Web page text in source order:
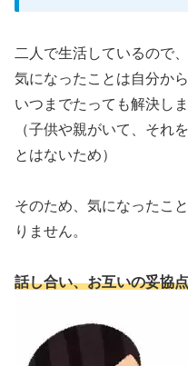
二人で生活しているので、
気になったことは自分か
いつまでたっても解決しま
（子供や親がいて、それ
とはないため）
そのため、気になったこ
りません。
話し合い、お互いの妥協